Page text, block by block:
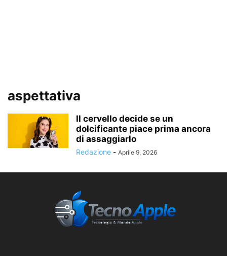
aspettativa
Il cervello decide se un
dolcificante piace prima ancora
di assaggiarlo
Redazione - Aprile 9, 2026